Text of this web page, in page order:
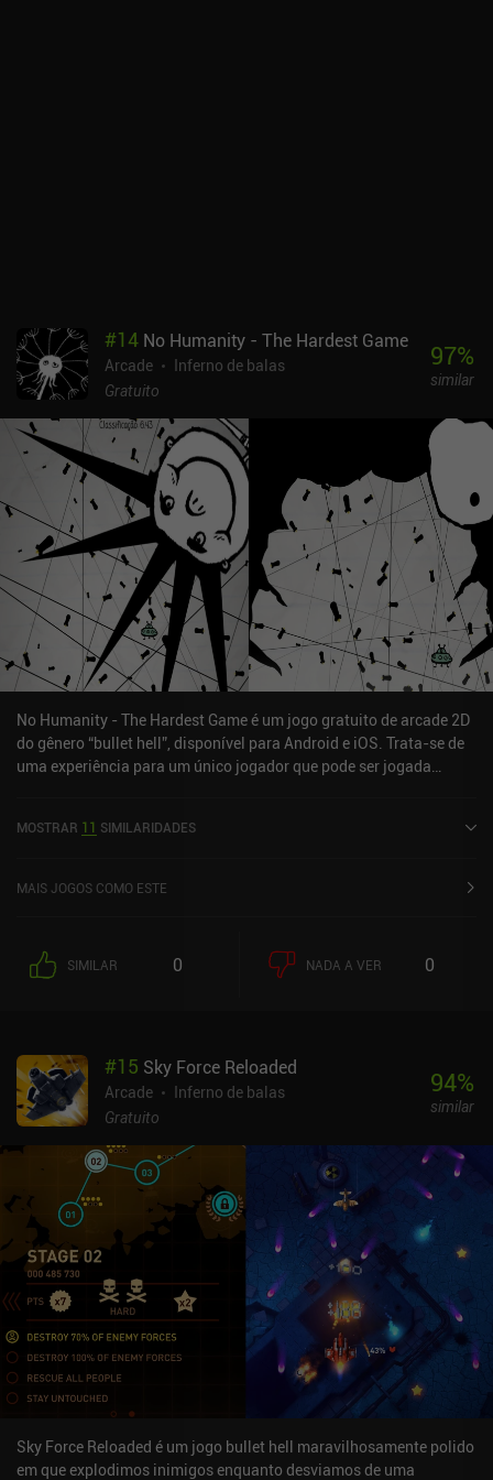
#14 No Humanity - The Hardest Game
Arcade
Inferno de balas
Gratuito
97%
similar
No Humanity - The Hardest Game é um jogo gratuito de arcade 2D
do gênero “bullet hell”, disponível para Android e iOS. Trata-se de
uma experiência para um único jogador que pode ser jogada
lançado em janeiro de 2015 e tem uma avaliação atual de 4,6 de
MOSTRAR 11 SIMILARIDADES
MAIS JOGOS COMO ESTE
SIMILAR 0 NADA A VER 0
#15 Sky Force Reloaded
Arcade
Inferno de balas
Gratuito
94%
similar
Sky Force Reloaded é um jogo bullet hell maravilhosamente polido
em que explodimos inimigos enquanto desviamos de uma